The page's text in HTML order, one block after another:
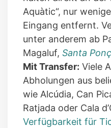
Aquàtic“, nur
Eingang entfernt.
unter anderem ab
Magaluf, Santa
Mit Transfer: Viele
Abholungen aus
wie Alcúdia, Can
Ratjada oder Cala
Verfügbarkeit für